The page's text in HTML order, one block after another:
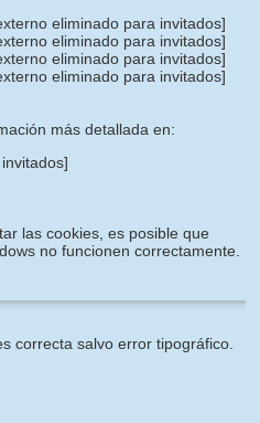
eliminado para invitados]
eliminado para invitados]
eliminado para invitados]
eliminado para invitados]
más detallada en:
las cookies, es posible que
no funcionen correctamente.
correcta salvo error tipográfico.